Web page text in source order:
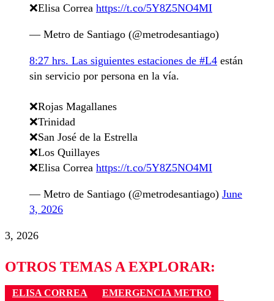
❌Elisa Correa https://t.co/5Y8Z5NO4MI
— Metro de Santiago (@metrodesantiago)
8:27 hrs. Las siguientes estaciones de #L4 están
sin servicio por persona en la vía.
❌Rojas Magallanes
❌Trinidad
❌San José de la Estrella
❌Los Quillayes
❌Elisa Correa https://t.co/5Y8Z5NO4MI
— Metro de Santiago (@metrodesantiago) June
3, 2026
3, 2026
OTROS TEMAS A EXPLORAR:
ELISA CORREA EMERGENCIA METRO